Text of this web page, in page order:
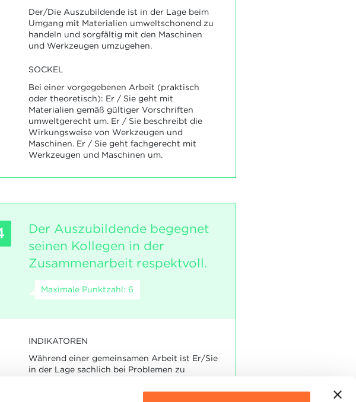
Der/Die Auszubildende ist in der Lage beim
Umgang mit Materialien umweltschonend zu
handeln und sorgfältig mit den Maschinen
und Werkzeugen umzugehen.
SOCKEL
Bei einer vorgegebenen Arbeit (praktisch
oder theoretisch): Er / Sie geht mit
Materialien gemäß gültiger Vorschriften
umweltgerecht um. Er / Sie beschreibt die
Wirkungsweise von Werkzeugen und
Maschinen. Er / Sie geht fachgerecht mit
Werkzeugen und Maschinen um.
Der Auszubildende begegnet
seinen Kollegen in der
Zusammenarbeit respektvoll.
Maximale Punktzahl: 6
INDIKATOREN
Während einer gemeinsamen Arbeit ist Er/Sie
in der Lage sachlich bei Problemen zu